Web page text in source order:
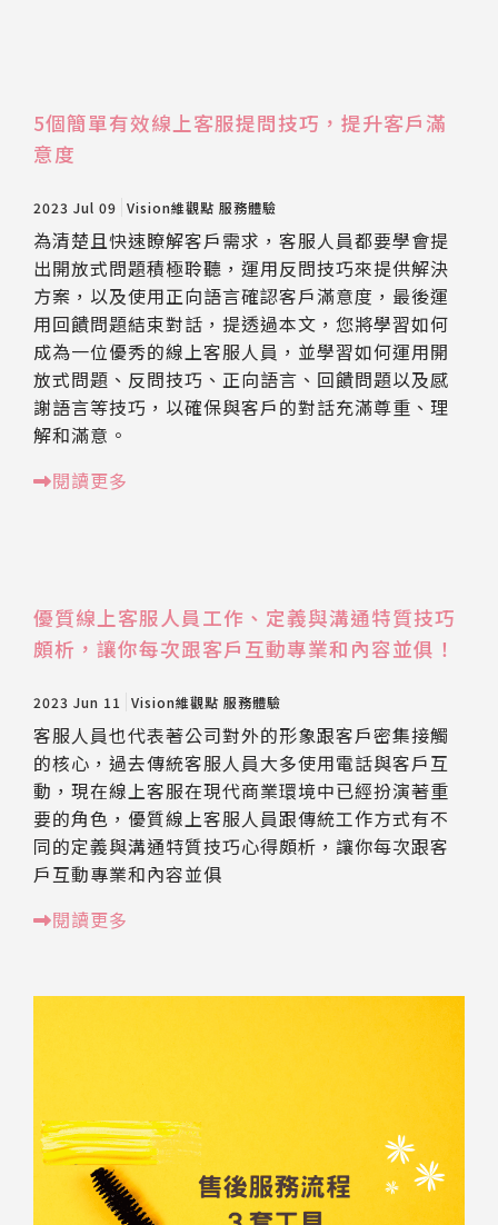
5個簡單有效線上客服提問技巧，提升客戶滿
意度
2023 Jul 09 Vision維觀點 服務體驗
為清楚且快速瞭解客戶需求，客服人員都要學會提
出開放式問題積極聆聽，運用反問技巧來提供解決
方案，以及使用正向語言確認客戶滿意度，最後運
用回饋問題結束對話，提透過本文，您將學習如何
成為一位優秀的線上客服人員，並學習如何運用開
放式問題、反問技巧、正向語言、回饋問題以及感
謝語言等技巧，以確保與客戶的對話充滿尊重、理
解和滿意。
閱讀更多
優質線上客服人員工作、定義與溝通特質技巧
頗析，讓你每次跟客戶互動專業和內容並俱！
2023 Jun 11 Vision維觀點 服務體驗
客服人員也代表著公司對外的形象跟客戶密集接觸
的核心，過去傳統客服人員大多使用電話與客戶互
動，現在線上客服在現代商業環境中已經扮演著重
要的角色，優質線上客服人員跟傳統工作方式有不
同的定義與溝通特質技巧心得頗析，讓你每次跟客
戶互動專業和內容並俱
閱讀更多